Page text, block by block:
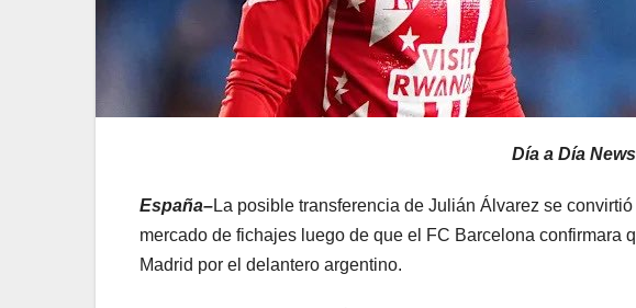
Día a Día News
España–La posible transferencia de Julián Álvarez se
mercado de fichajes luego de que el FC Barcelona confirmara
Madrid por el delantero argentino.